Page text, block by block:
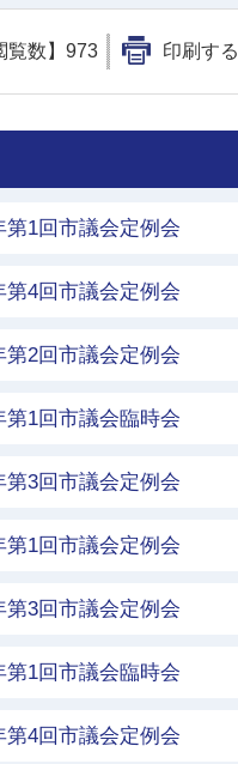
覧数】 973 印刷する
第1回市議会定例会
第4回市議会定例会
第2回市議会定例会
第1回市議会臨時会
第3回市議会定例会
第1回市議会定例会
第3回市議会定例会
第1回市議会臨時会
第4回市議会定例会